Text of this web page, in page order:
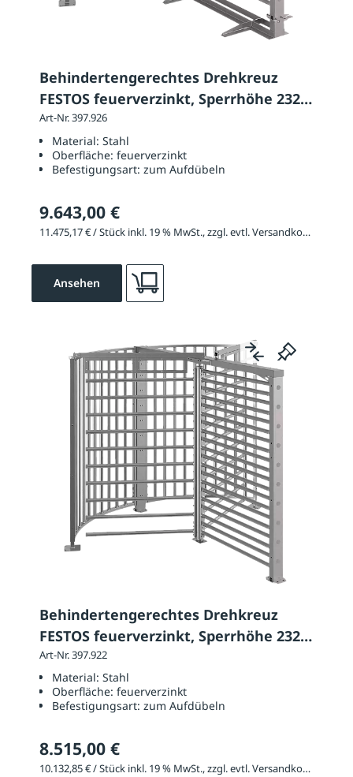
Behindertengerechtes Drehkreuz
FESTOS feuerverzinkt, Sperrhöhe 2320
mm
Art-Nr. 397.926
Material: Stahl
Oberfläche: feuerverzinkt
Befestigungsart: zum Aufdübeln
9.643,00 €
11.475,17 € / Stück inkl. 19 % MwSt., zzgl. evtl. Versandkosten
Ansehen
Behindertengerechtes Drehkreuz
FESTOS feuerverzinkt, Sperrhöhe 2320
mm
Art-Nr. 397.922
Material: Stahl
Oberfläche: feuerverzinkt
Befestigungsart: zum Aufdübeln
8.515,00 €
10.132,85 € / Stück inkl. 19 % MwSt., zzgl. evtl. Versandkosten